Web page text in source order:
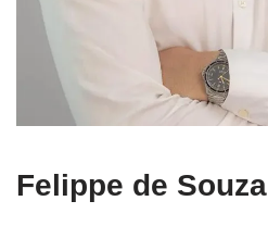
Felippe de Souza